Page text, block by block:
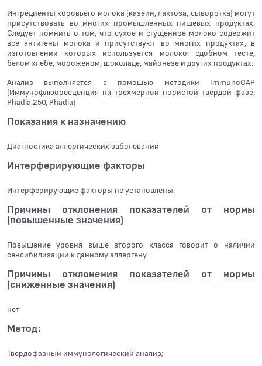
Ингредиенты коровьего молока (казеин, лактоза, сыворотка) могут
присутствовать во многих промышленных пищевых продуктах.
Следует помнить о том, что сухое и сгущенное молоко содержит
все антигены молока и присутствуют во многих продуктах, в
изготовлении которых используется молоко: сдобном тесте,
белом хлебе, мороженом, шоколаде, майонезе и других продуктах.
Анализ выполняется с помощью методики ImmunoCAP
(Иммунофлюоресценция на трёхмерной пористой твёрдой фазе,
Phadia 250, Phadia)
Показания к назначению
Диагностика аллергических заболеваний
Интерферирующие факторы
Интерферирующие факторы не установлены.
Причины отклонения показателей от нормы
(повышенные значения)
Повышение уровня выше второго класса говорит о наличии
сенсибилизации к данному аллергену
Причины отклонения показателей от нормы
(сниженные значения)
нет
Метод:
Твердофазный иммунологический анализ;